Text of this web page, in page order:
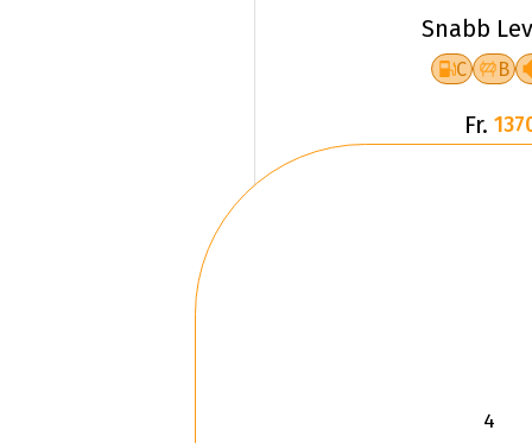
Snabb
C B
Fr.